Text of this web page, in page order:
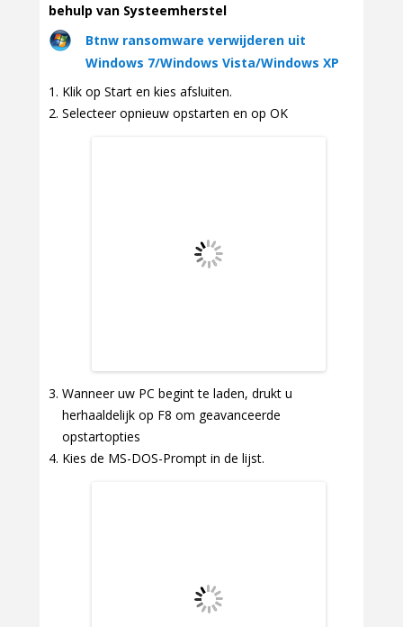
behulp van Systeemherstel
Btnw ransomware verwijderen uit
Windows 7/Windows Vista/Windows XP
Klik op Start en kies afsluiten.
Selecteer opnieuw opstarten en op OK
Wanneer uw PC begint te laden, drukt u
herhaaldelijk op F8 om geavanceerde
opstartopties
Kies de MS-DOS-Prompt in de lijst.